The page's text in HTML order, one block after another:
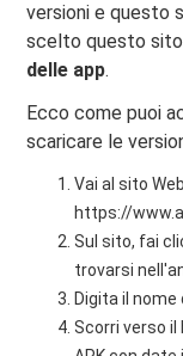
versioni e questo
scelto questo
delle app.
Ecco come puoi
scaricare le
Vai al sito
https://
Sul sito, fai
trovarsi
Digita il nome
Scorri verso il